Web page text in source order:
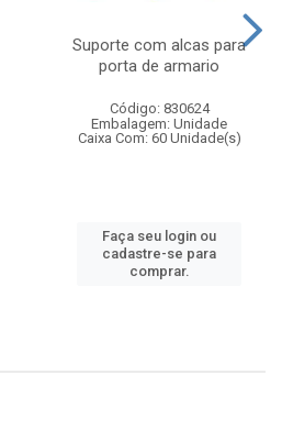
Suporte com alcas para
porta de armario
Código: 830624
Embalagem: Unidade
Caixa Com: 60 Unidade(s)
Faça seu login ou
cadastre-se para
comprar.